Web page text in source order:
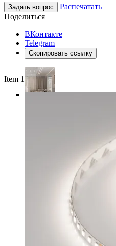
Задать вопрос
Распечатать
Поделиться
ВКонтакте
Telegram
Скопировать ссылку
Item 1 of 5